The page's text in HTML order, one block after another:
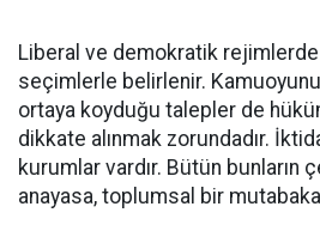
Liberal ve demokratik
seçimlerle belirlenir.
ortaya koyduğu talepler de
dikkate alınmak zorundadır.
kurumlar vardır. Bütün bunların
anayasa, toplumsal bir